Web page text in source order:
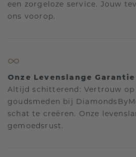
een zorgeloze service. Jouw
ons voorop.
Onze Levenslange Garantie
Altijd schitterend: Vertrouw op
goudsmeden bij
schat te creëren. Onze
gemoedsrust.